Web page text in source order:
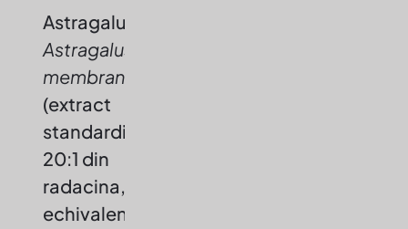
Astragalus/
Astragalus
membranaceus
(extract
standardizat
20:1 din
radacina,
echivalent